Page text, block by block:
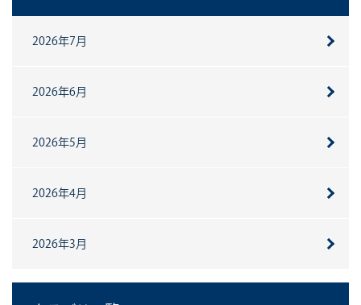
2026年7月
2026年6月
2026年5月
2026年4月
2026年3月